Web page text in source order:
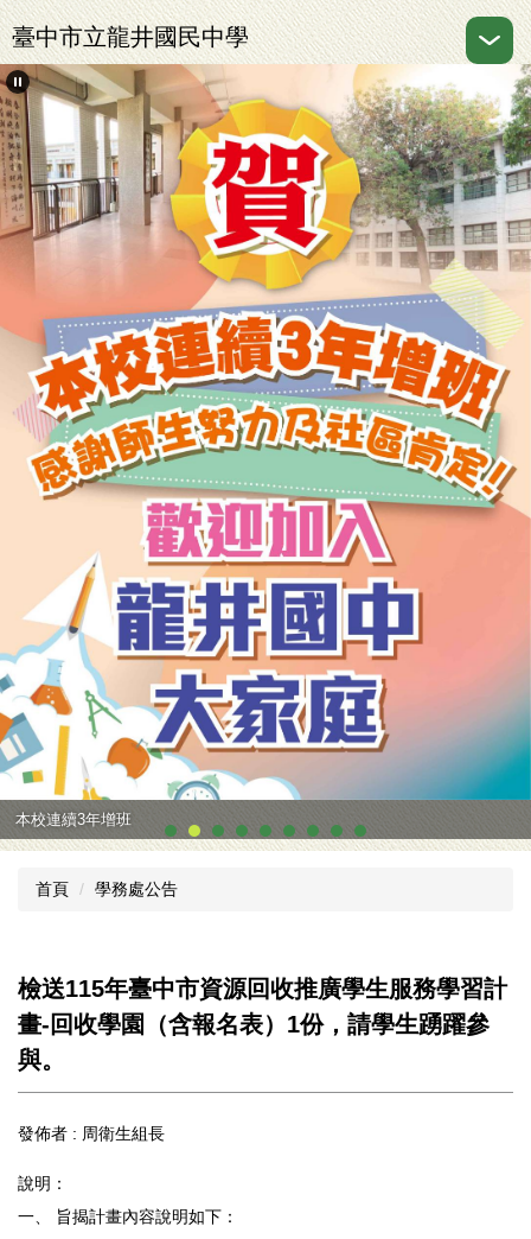
跳
到
主
要
內
容
區
臺中市立龍井國民中學
本校連續3年增班
首頁 學務處公告
檢送115年臺中市資源回收推廣學生服務學習計
畫-回收學園（含報名表）1份，請學生踴躍參
與。
發佈者 : 周衛生組長
說明：
一、 旨揭計畫內容說明如下：